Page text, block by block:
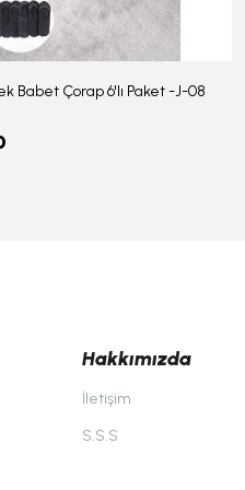
Babet Çorap 6'lı Paket -J-08
Hakkımızda
İletişim
S.S.S